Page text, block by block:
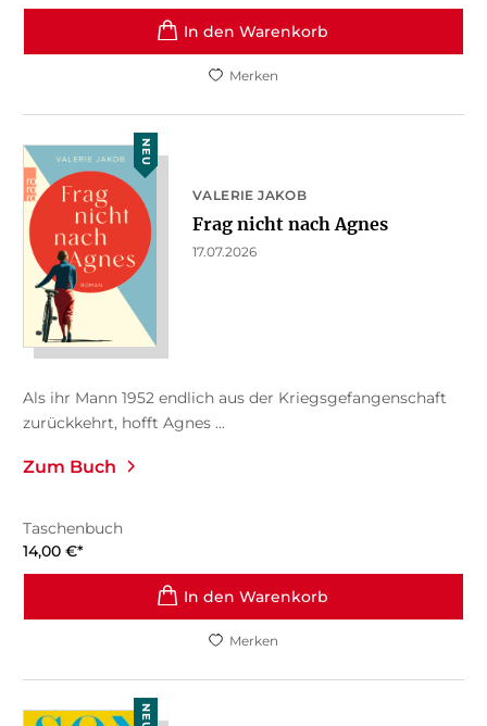
In den Warenkorb
Merken
NEU
VALERIE JAKOB
Frag nicht nach Agnes
17.07.2026
Als ihr Mann 1952 endlich aus der Kriegsgefangenschaft
zurückkehrt, hofft Agnes ...
Zum Buch
Taschenbuch
14,00 €*
In den Warenkorb
Merken
NEU